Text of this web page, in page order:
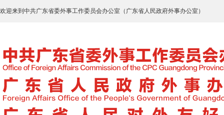
欢迎来到中共广东省委外事工作委员会办公室（广东省人民政府外事办公室）